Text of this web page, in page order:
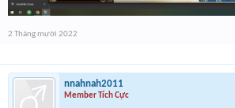
2 Tháng mười 2022
nnahnah2011
Member Tích Cực